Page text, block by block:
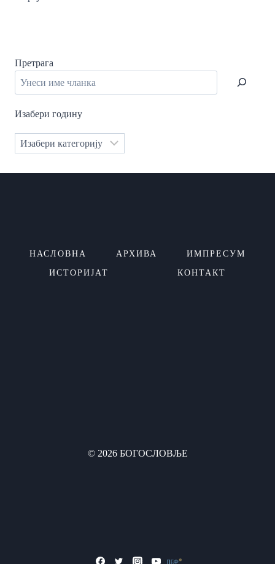
Претрага
Изабери годину
Категорије
НАСЛОВНА АРХИВА ИМПРЕСУМ
ИСТОРИЈАТ КОНТАКТ
© 2026 БОГОСЛОВЉЕ